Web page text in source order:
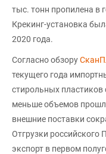
тыс. тонн пропилена в
Крекинг-установка
2020 года.
Согласно обзору
текущего года
стирольных пластиков
меньше объемов
внешние поставки
Отгрузки российского
экспорт в первом